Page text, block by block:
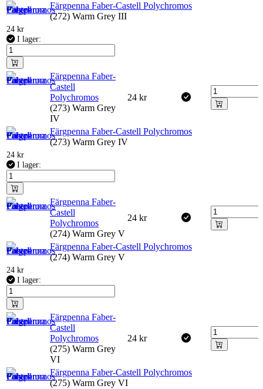
Färgpenna Faber-Castell Polychromos
(272) Warm Grey III
24 kr
I lager:
Färgpenna Faber-
Castell
Polychromos
(273) Warm Grey
IV
24 kr
Färgpenna Faber-Castell Polychromos
(273) Warm Grey IV
24 kr
I lager:
Färgpenna Faber-
Castell
Polychromos
(274) Warm Grey V
24 kr
Färgpenna Faber-Castell Polychromos
(274) Warm Grey V
24 kr
I lager:
Färgpenna Faber-
Castell
Polychromos
(275) Warm Grey
VI
24 kr
Färgpenna Faber-Castell Polychromos
(275) Warm Grey VI